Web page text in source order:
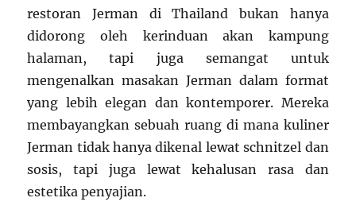
restoran Jerman di Thailand bukan hanya
didorong oleh kerinduan akan kampung
halaman, tapi juga semangat untuk
mengenalkan masakan Jerman dalam format
yang lebih elegan dan kontemporer. Mereka
membayangkan sebuah ruang di mana kuliner
Jerman tidak hanya dikenal lewat schnitzel dan
sosis, tapi juga lewat kehalusan rasa dan
estetika penyajian.